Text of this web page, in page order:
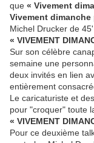
que « Vivement
Vivement
Michel Drucker de 45'
« VIVEMENT
Sur son célèbre
semaine une
deux invités en lien
entièrement
Le caricaturiste et
pour "croquer" toute
« VIVEMENT
Pour ce deuxième